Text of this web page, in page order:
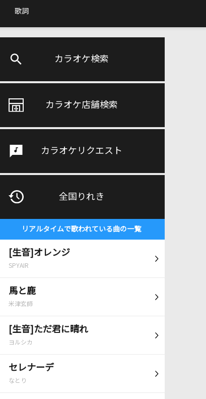
歌詞
カラオケ検索
カラオケ店舗検索
カラオケリクエスト
全国りれき
リアルタイムで歌われている曲の一覧
[生音]オレンジ
SPYAIR
馬と鹿
米津玄師
[生音]ただ君に晴れ
ヨルシカ
セレナーデ
なとり